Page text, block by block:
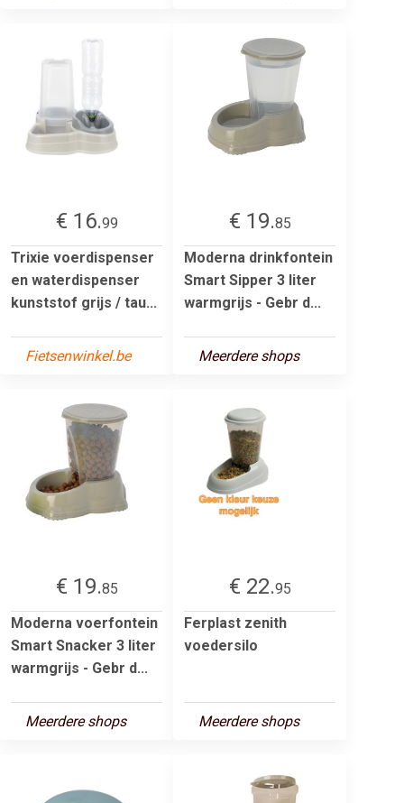
€ 16.99
Trixie voerdispenser
en waterdispenser
kunststof grijs / tau...
Fietsenwinkel.be
€ 19.85
Moderna drinkfontein
Smart Sipper 3 liter
warmgrijs - Gebr d...
Meerdere shops
€ 19.85
Moderna voerfontein
Smart Snacker 3 liter
warmgrijs - Gebr d...
Meerdere shops
€ 22.95
Ferplast zenith
voedersilo
Meerdere shops